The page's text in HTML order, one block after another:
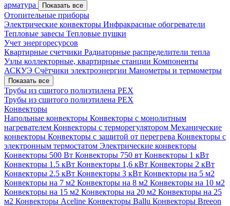
арматура
Показать все
Отопительные приборы
Электрические конвекторы Инфракрасные обогреватели
Тепловые завесы Тепловые пушки
Учет энергоресурсов
Квартирные счетчики Радиаторные распределители тепла
Узлы коллекторные, квартирные станции Компоненты
АСКУЭ Счётчики электроэнергии Манометры и термометры
Показать все
Трубы из сшитого полиэтилена PEX
Трубы из сшитого полиэтилена PEX
Конвекторы
Напольные конвекторы Конвекторы с монолитным
нагревателем Конвекторы с терморегулятором Механические
конвекторы Конвекторы с защитой от перегрева Конвекторы с
электронным термостатом Электрические конвекторы
Конвекторы 500 Вт Конвекторы 750 вт Конвекторы 1 кВт
Конвекторы 1.5 кВт Конвекторы 1,6 кВт Конвекторы 2 кВт
Конвекторы 2.5 кВт Конвекторы 3 кВт Конвекторы на 5 м2
Конвекторы на 7 м2 Конвекторы на 8 м2 Конвекторы на 10 м2
Конвекторы на 15 м2 Конвекторы на 20 м2 Конвекторы на 25
м2 Конвекторы Aceline Конвекторы Ballu Конвекторы Breeon